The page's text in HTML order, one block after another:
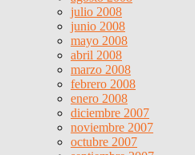
julio 2008
junio 2008
mayo 2008
abril 2008
marzo 2008
febrero 2008
enero 2008
diciembre 2007
noviembre 2007
octubre 2007